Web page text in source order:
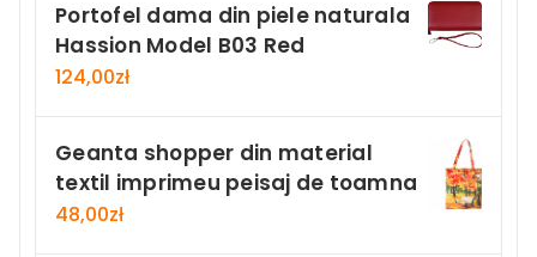
Portofel dama din piele naturala
Hassion Model B03 Red
124,00zł
Geanta shopper din material
textil imprimeu peisaj de toamna
48,00zł